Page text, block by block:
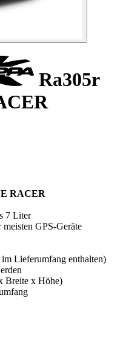
Ra305r
RACER
7 Liter
meisten GPS-Geräte
Lieferumfang enthalten)
Breite x Höhe)